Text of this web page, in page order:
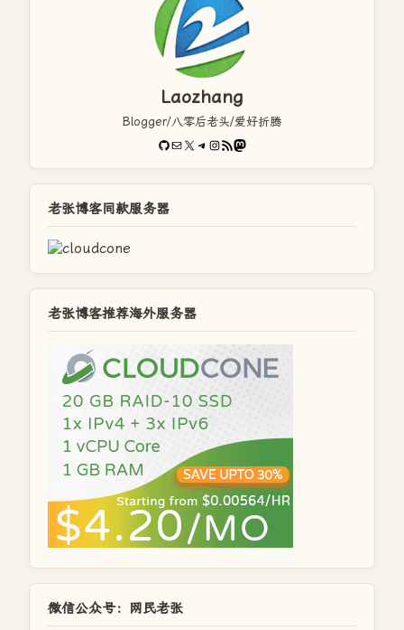
Laozhang
Blogger/八零后老头/爱好折腾
GitHub
电子邮件X Telegram
Instagram
RSS FeedMastodon
老张博客同款服务器
老张博客推荐海外服务器
微信公众号：网民老张